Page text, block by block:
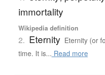
immortality
Wikipedia definition
2. Eternity Eternity (or
time. It is... Read more